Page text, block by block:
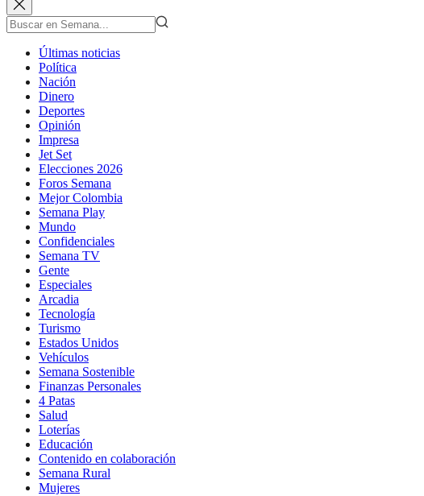
Últimas noticias
Política
Nación
Dinero
Deportes
Opinión
Impresa
Jet Set
Elecciones 2026
Foros Semana
Mejor Colombia
Semana Play
Mundo
Confidenciales
Semana TV
Gente
Especiales
Arcadia
Tecnología
Turismo
Estados Unidos
Vehículos
Semana Sostenible
Finanzas Personales
4 Patas
Salud
Loterías
Educación
Contenido en colaboración
Semana Rural
Mujeres